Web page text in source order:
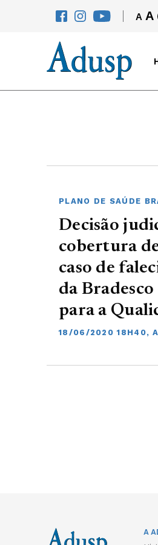
A A
PLANO DE SAÚDE
Decisão
cobertura
caso de
da
para a
18/06/2020 18H40,
A